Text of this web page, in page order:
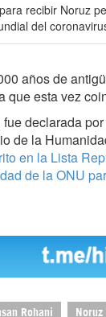
recibir Noruz
del
años de
que esta vez
declarada
de la
en la Lista
de la ONU
Rohani Noruz